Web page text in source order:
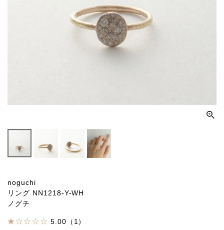
noguchi
リング NN1218-Y-WH
ノグチ
5.00（1）